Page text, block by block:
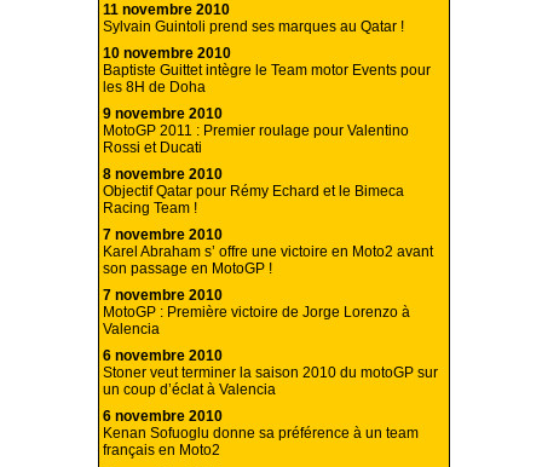
11 novembre 2010
Sylvain Guintoli prend ses marques au Qatar !
10 novembre 2010
Baptiste Guittet intègre le Team motor Events pour
les 8H de Doha
9 novembre 2010
MotoGP 2011 : Premier roulage pour Valentino
Rossi et Ducati
8 novembre 2010
Objectif Qatar pour Rémy Echard et le Bimeca
Racing Team !
7 novembre 2010
Karel Abraham s’ offre une victoire en Moto2 avant
son passage en MotoGP !
7 novembre 2010
MotoGP : Première victoire de Jorge Lorenzo à
Valencia
6 novembre 2010
Stoner veut terminer la saison 2010 du motoGP sur
un coup d’éclat à Valencia
6 novembre 2010
Kenan Sofuoglu donne sa préférence à un team
français en Moto2